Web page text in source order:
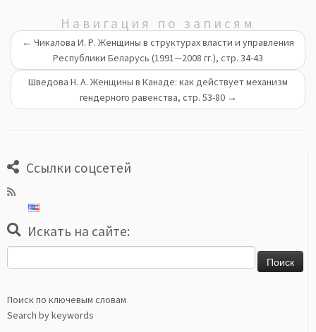
Навигация по записям
← Чикалова И. Р. Женщины в структурах власти и управления
Республики Беларусь (1991—2008 гг.), стр. 34-43
Шведова Н. А. Женщины в Канаде: как действует механизм
гендерного равенства, стр. 53-80 →
Ссылки соцсетей
Искать на сайте:
Поиск по ключевым словам
Search by keywords